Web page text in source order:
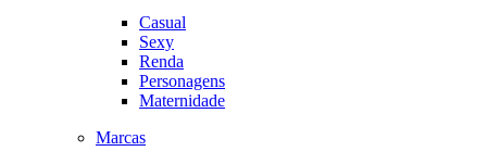
Casual
Sexy
Renda
Personagens
Maternidade
Marcas